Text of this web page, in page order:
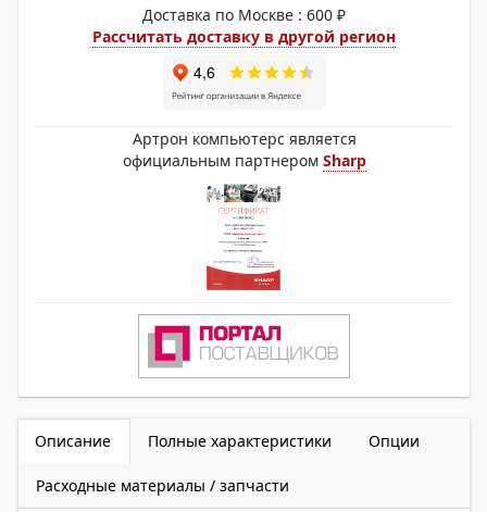
Доставка по Москве : 600 ₽
Рассчитать доставку в другой регион
Артрон компьютерс является
официальным партнером Sharp
Описание Полные характеристики Опции
Расходные материалы / запчасти